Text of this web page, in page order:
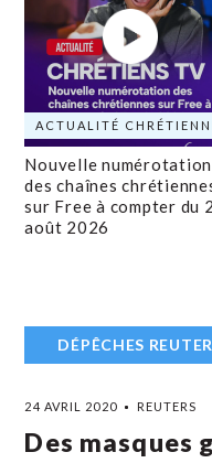
ACTUALITÉ
Nouvelle numérotation
des chaînes
sur Free à compter du
août 2026
DÉPÊCHES
24 AVRIL 2020 REUTERS
Des masques